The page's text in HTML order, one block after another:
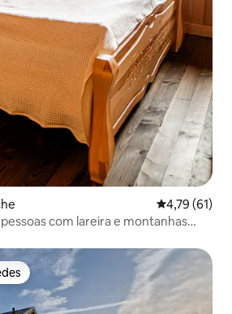
4,79 de uma
4,79 (61)
com lareira e montanhas